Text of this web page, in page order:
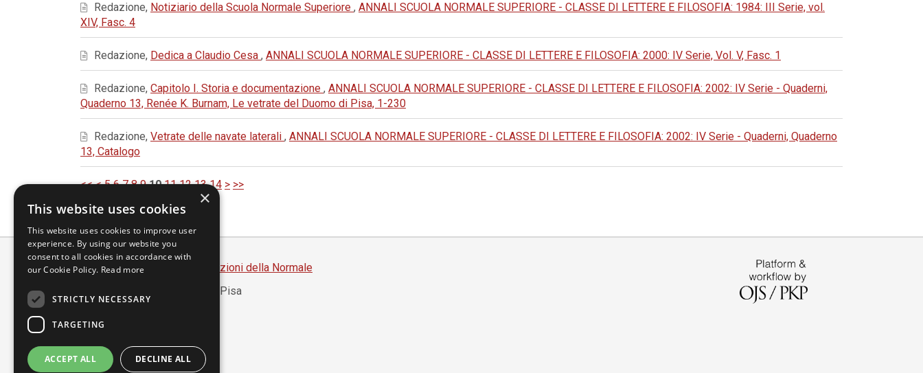
Redazione, Notiziario della Scuola Normale Superiore , ANNALI SCUOLA NORMALE SUPERIORE - CLASSE DI LETTERE E FILOSOFIA: 1984: III Serie, vol.
XIV, Fasc. 4
Redazione, Dedica a Claudio Cesa , ANNALI SCUOLA NORMALE SUPERIORE - CLASSE DI LETTERE E FILOSOFIA: 2000: IV Serie, Vol. V, Fasc. 1
Redazione, Capitolo I. Storia e documentazione , ANNALI SCUOLA NORMALE SUPERIORE - CLASSE DI LETTERE E FILOSOFIA: 2002: IV Serie - Quaderni,
Quaderno 13, Renée K. Burnam, Le vetrate del Duomo di Pisa, 1-230
Redazione, Vetrate delle navate laterali , ANNALI SCUOLA NORMALE SUPERIORE - CLASSE DI LETTERE E FILOSOFIA: 2002: IV Serie - Quaderni, Quaderno
13, Catalogo
<< < 5 6 7 8 9 10 11 12 13 14 > >>
Scuola Normale Superiore
Edizioni della Normale
Piazza dei Cavalieri, 7 - 56126 Pisa
Partita IVA 00420000507
segreteria.annali@sns.it
×
This website uses cookies
This website uses cookies to improve user
experience. By using our website you
consent to all cookies in accordance with
our Cookie Policy. Read more
STRICTLY NECESSARY
TARGETING
ACCEPT ALL DECLINE ALL